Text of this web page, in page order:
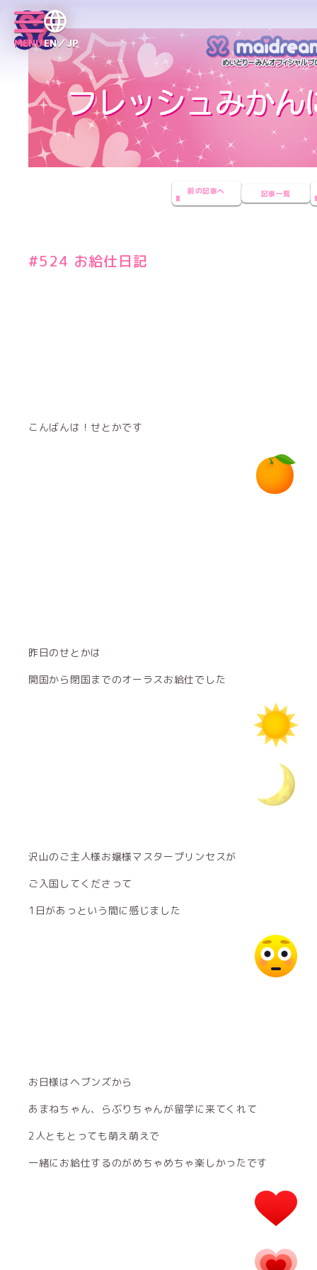
MENUEN／JP
前の記事へ 記事一覧
#524 お給仕日記
こんばんは！せとかです
昨日のせとかは
開国から閉国までのオーラスお給仕でした
沢山のご主人様お嬢様マスタープリンセスが
ご入国してくださって
1日があっという間に感じました
お日様はヘブンズから
あまねちゃん、らぶりちゃんが留学に来てくれて
2人ともとっても萌え萌えで
一緒にお給仕するのがめちゃめちゃ楽しかったです